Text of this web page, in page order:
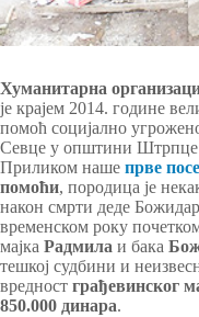
Хуманитарна
је крајем 2014. године
помоћ социјално
Севце у општини Штрпце
Приликом наше прве
помоћи, породица је
након смрти деде
временском року
мајка Радмила и бака
тешкој судбини и
вредност грађевинског
850.000 динара.